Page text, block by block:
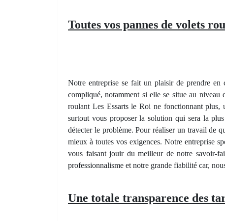
Toutes vos pannes de volets
Notre entreprise se fait un plaisir de prendre en
compliqué, notamment si elle se situe au
roulant Les Essarts le Roi ne fonctionnant plus,
surtout vous proposer la solution qui sera la
détecter le problème. Pour réaliser un travail de
mieux à toutes vos exigences. Notre entreprise
vous faisant jouir du meilleur de notre savoir-
professionnalisme et notre grande fiabilité car,
Une totale transparence des